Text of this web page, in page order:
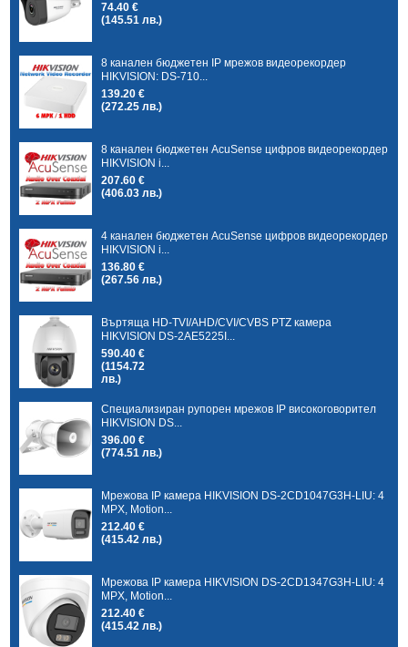
74.40 €
(145.51 лв.)
8 канален бюджетен IP мрежов видеорекордер
HIKVISION: DS-710...
139.20 €
(272.25 лв.)
8 канален бюджетен AcuSense цифров видеорекордер
HIKVISION i...
207.60 €
(406.03 лв.)
4 канален бюджетен AcuSense цифров видеорекордер
HIKVISION i...
136.80 €
(267.56 лв.)
Въртяща HD-TVI/AHD/CVI/CVBS PTZ камера
HIKVISION DS-2AE5225I...
590.40 €
(1154.72
лв.)
Специализиран рупорен мрежов IP високоговорител
HIKVISION DS...
396.00 €
(774.51 лв.)
Мрежова IP камера HIKVISION DS-2CD1047G3H-LIU: 4
MPX, Motion...
212.40 €
(415.42 лв.)
Мрежова IP камера HIKVISION DS-2CD1347G3H-LIU: 4
MPX, Motion...
212.40 €
(415.42 лв.)